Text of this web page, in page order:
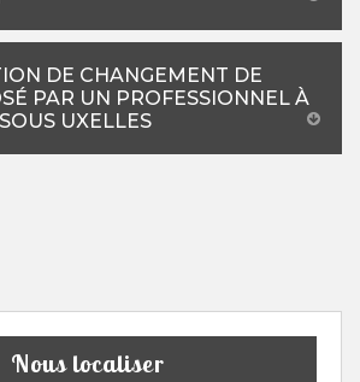
DE CHANGEMENT DE
PAR UN PROFESSIONNEL À
UXELLES
Nous localiser